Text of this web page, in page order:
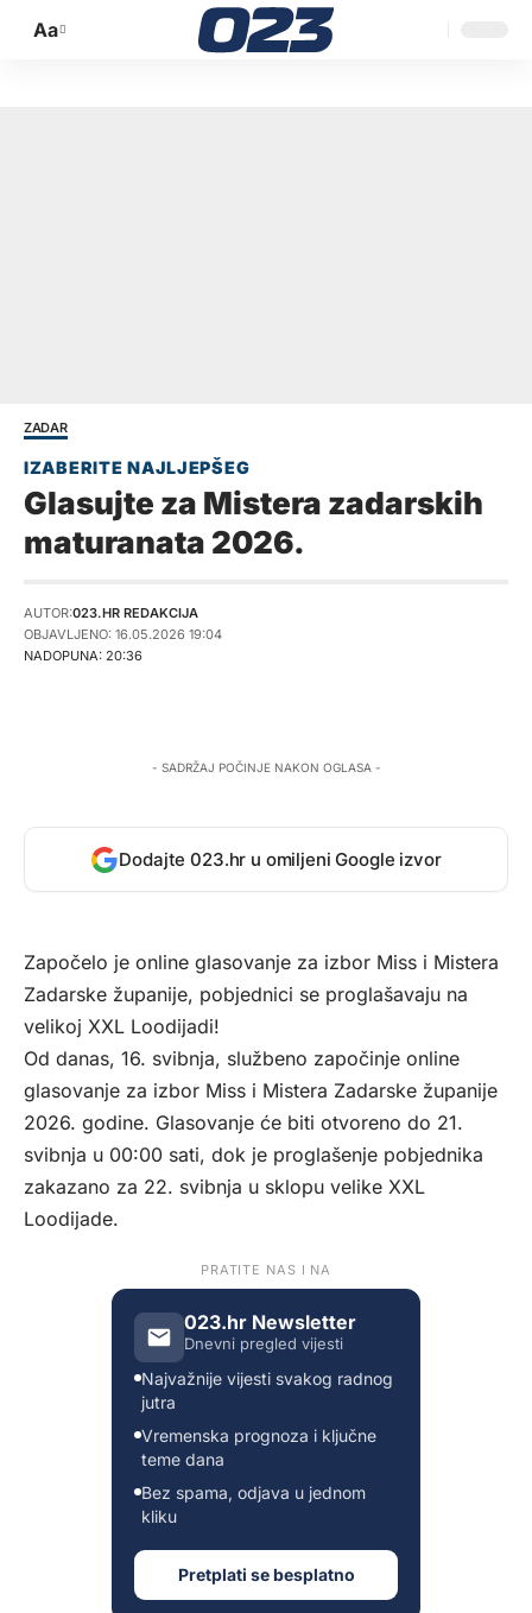
Promijeni
Aa
ZADAR
Glasujte za Mistera zadarskih
maturanata 2026.
NADOPUNA: 20:36
AUTOR:023.HR REDAKCIJA
OBJAVLJENO: 16.05.2026 19:04
- SADRŽAJ POČINJE NAKON OGLASA -
Dodajte 023.hr u omiljeni Google izvor
Započelo je online glasovanje za izbor Miss i Mistera
Zadarske županije, pobjednici se proglašavaju na
velikoj XXL Loodijadi!
Od danas, 16. svibnja, službeno započinje online
glasovanje za izbor Miss i Mistera Zadarske županije
2026. godine. Glasovanje će biti otvoreno do 21.
svibnja u 00:00 sati, dok je proglašenje pobjednika
zakazano za 22. svibnja u sklopu velike XXL
Loodijade.
PRATITE NAS I NA
023.hr Newsletter
Dnevni pregled vijesti
Najvažnije vijesti svakog radnog
jutra
Vremenska prognoza i ključne
teme dana
Bez spama, odjava u jednom
kliku
Pretplati se besplatno